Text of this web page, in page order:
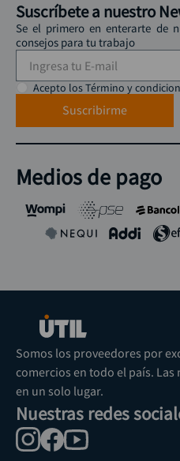
Suscríbete a nuestro
Se el primero en enterarte de
consejos para tu trabajo
Acepto los Término y
Suscribirme
Medios de pago
Somos los proveedores por
comercios en todo el país.
en un solo lugar.
Nuestras redes